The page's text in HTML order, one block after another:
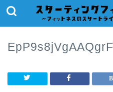
EpP9s8jVgAAQgrF